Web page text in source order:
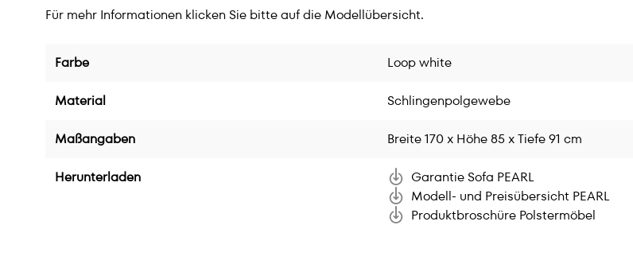
Für mehr Informationen klicken Sie bitte auf die Modellübersicht.
Farbe Loop white
Material Schlingenpolgewebe
Maßangaben Breite 170 x Höhe 85 x Tiefe 91 cm
Herunterladen
Garantie Sofa PEARL
Modell- und Preisübersicht PEARL
Produktbroschüre Polstermöbel